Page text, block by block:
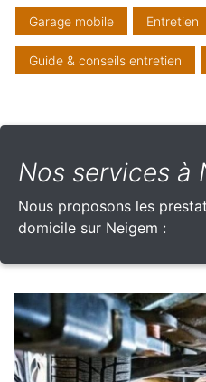
Garage mobile Entretien
Guide & conseils entretien
Nos services à
Nous proposons les
domicile sur Neigem :